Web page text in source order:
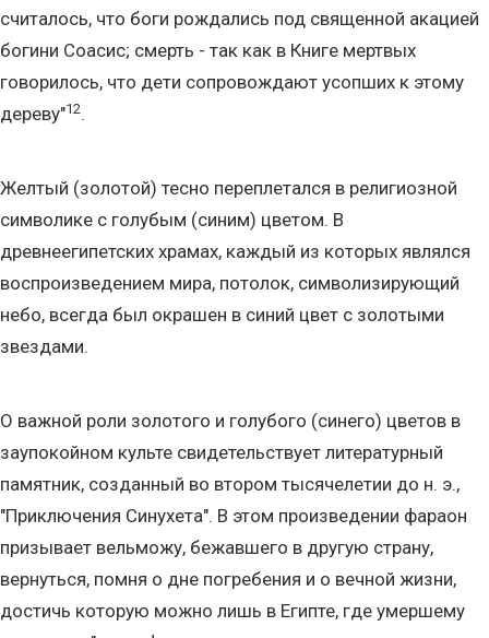
считалось, что боги рождались под священной акацией
богини Соасис; смерть - так как в Книге мертвых
говорилось, что дети сопровождают усопших к этому
дереву"12.
Желтый (золотой) тесно переплетался в религиозной
символике с голубым (синим) цветом. В
древнеегипетских храмах, каждый из которых являлся
воспроизведением мира, потолок, символизирующий
небо, всегда был окрашен в синий цвет с золотыми
звездами.
О важной роли золотого и голубого (синего) цветов в
заупокойном культе свидетельствует литературный
памятник, созданный во втором тысячелетии до н. э.,
"Приключения Синухета". В этом произведении фараон
призывает вельможу, бежавшего в другую страну,
вернуться, помня о дне погребения и о вечной жизни,
достичь которую можно лишь в Египте, где умершему